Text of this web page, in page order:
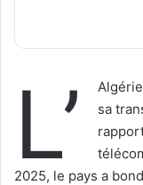
L’
sa
2025, le pays a